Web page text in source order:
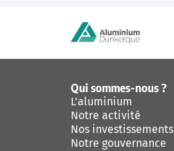
Qui sommes-nous ?
L’aluminium
Notre activité
Nos investissements
Notre gouvernance